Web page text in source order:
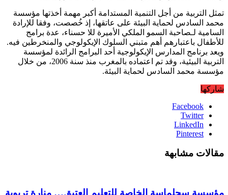
تمثل التربية من أجل التنمية المستدامة أكبر مهمة أخذتها مؤسسة
محمد السادس لحماية البيئة على عاتقها، إذ خُصصت، وفقا للإرادة
السامية لـصاحبة السمو الملكي الأميرة للا حسناء، عدة برامج
للأطفال باعتبارهم أهم متبني السلوك الإيكولوجي والمنخرطين فيه.
ويعد برنامج المدارس الإيكولوجية أحد البرامج الرائدة لمؤسسة
التربية البيئية، وقد تم اعتماده بالمغرب منذ سنة 2006، من خلال
مؤسسة محمد السادس لحماية البيئة.
شاركها
Facebook
Twitter
LinkedIn
Pinterest
مقالات مشابهة
مؤسسة سجلماسة الخاصة للتعليم العتيق… منارة تربوية